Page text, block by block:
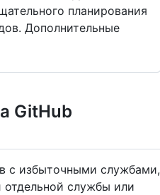
планирования
Дополнительные
GitHub
с избыточными службами,
службы или